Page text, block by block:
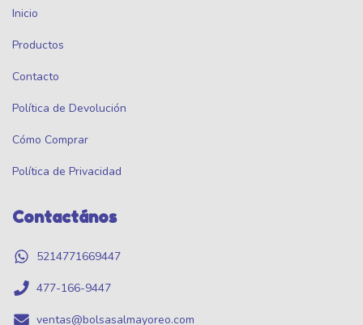
Inicio
Productos
Contacto
Política de Devolución
Cómo Comprar
Política de Privacidad
Contactános
5214771669447
477-166-9447
ventas@bolsasalmayoreo.com